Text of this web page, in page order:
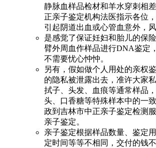
静脉血样品检材和羊水穿刺相
正亲子鉴定机构法医指示各位
引起阴道出血或心管血意外，
是感觉了保证妊妇和胎儿的保
臂外周血作样品进行DNA鉴定
不需要忧心忡忡。
另有，假如做个人用处的亲权
的隐私被泄露出去，准许大家
拭子、头发、血痕等通常样品
头、口香糖等特殊样本中的一
政到吉林市中正亲子鉴定检测
亲子鉴定。
亲子鉴定根据样品数量、鉴定
定时间等等不相同，交付的钱